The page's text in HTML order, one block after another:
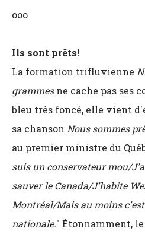
ooo
Ils sont prêts!
La formation trifluvienne
grammesne cache pas ses
bleu très foncé, elle vient
sa chanson Nous sommes
au premier ministre du
suis un conservateur mou/
sauver le Canada/J'habite
Montréal/Mais au moins
nationale." Étonnamment,